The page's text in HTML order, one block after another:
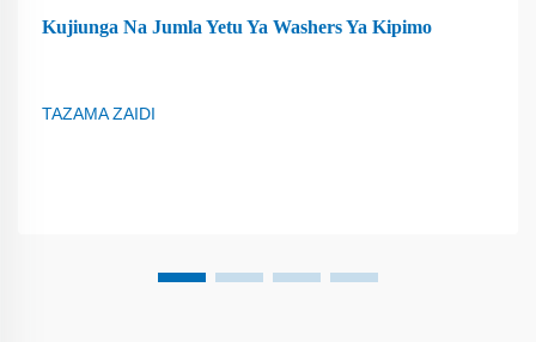
Kujiunga Na Jumla Yetu Ya Washers Ya Kipimo
TAZAMA ZAIDI